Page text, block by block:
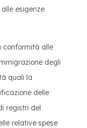
esigenze
conformità alle
degli
quali la
delle
registri del
relative spese